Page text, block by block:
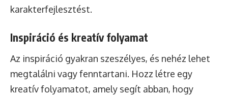
karakterfejlesztést.
Inspiráció és kreatív folyamat
Az inspiráció gyakran szeszélyes, és nehéz lehet
megtalálni vagy fenntartani. Hozz létre egy
kreatív folyamatot, amely segít abban, hogy